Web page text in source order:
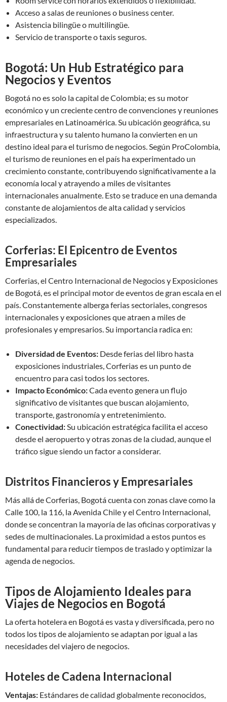
Acceso a salas de reuniones o business center.
Asistencia bilingüe o multilingüe.
Servicio de transporte o taxis seguros.
Bogotá: Un Hub Estratégico para
Negocios y Eventos
Bogotá no es solo la capital de Colombia; es su motor
económico y un creciente centro de convenciones y reuniones
empresariales en Latinoamérica. Su ubicación geográfica, su
infraestructura y su talento humano la convierten en un
destino ideal para el turismo de negocios. Según ProColombia,
el turismo de reuniones en el país ha experimentado un
crecimiento constante, contribuyendo significativamente a la
economía local y atrayendo a miles de visitantes
internacionales anualmente. Esto se traduce en una demanda
constante de alojamientos de alta calidad y servicios
especializados.
Corferias: El Epicentro de Eventos
Empresariales
Corferias, el Centro Internacional de Negocios y Exposiciones
de Bogotá, es el principal motor de eventos de gran escala en el
país. Constantemente alberga ferias sectoriales, congresos
internacionales y exposiciones que atraen a miles de
profesionales y empresarios. Su importancia radica en:
Diversidad de Eventos: Desde ferias del libro hasta
exposiciones industriales, Corferias es un punto de
encuentro para casi todos los sectores.
Impacto Económico:Cada evento genera un flujo
significativo de visitantes que buscan alojamiento,
transporte, gastronomía y entretenimiento.
Conectividad:Su ubicación estratégica facilita el acceso
desde el aeropuerto y otras zonas de la ciudad, aunque el
tráfico sigue siendo un factor a considerar.
Distritos Financieros y Empresariales
Más allá de Corferias, Bogotá cuenta con zonas clave como la
Calle 100, la 116, la Avenida Chile y el Centro Internacional,
donde se concentran la mayoría de las oficinas corporativas y
sedes de multinacionales. La proximidad a estos puntos es
fundamental para reducir tiempos de traslado y optimizar la
agenda de negocios.
Tipos de Alojamiento Ideales para
Viajes de Negocios en Bogotá
La oferta hotelera en Bogotá es vasta y diversificada, pero no
todos los tipos de alojamiento se adaptan por igual a las
necesidades del viajero de negocios.
Hoteles de Cadena Internacional
Ventajas: Estándares de calidad globalmente reconocidos,